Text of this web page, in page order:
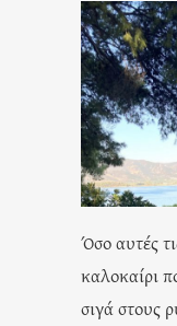
Όσο αυτές
καλοκαίρι
σιγά στους